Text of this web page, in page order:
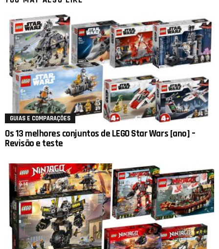
GUIAS E COMPARAÇÕES
Os 13 melhores conjuntos de LEGO Star Wars [ano] –
Revisão e teste